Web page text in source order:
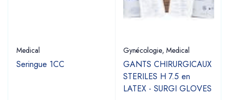
Medical
Seringue 1CC
Gynécologie, Medical
GANTS CHIRURGICAUX
STERILES H 7.5 en
LATEX - SURGI GLOVES